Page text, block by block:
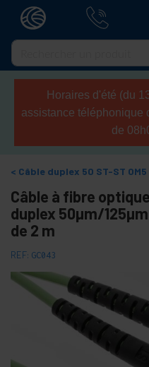
Horaires d'été (du
assistance téléphonique
de
Câble duplex 50 ST-ST OM5
Câble à fibre
duplex 50µm/125µm
de 2 m
REF: GC043